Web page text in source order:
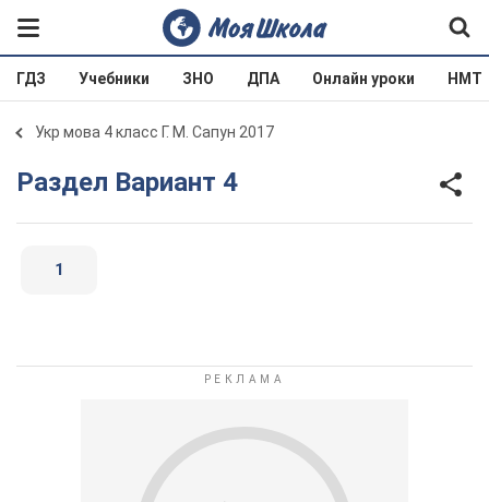
ГДЗ Учебники ЗНО ДПА Онлайн уроки НМТ
Укр мова 4 класс Г. М. Сапун 2017
Раздел Вариант 4
1